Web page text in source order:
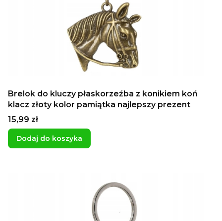
Brelok do kluczy płaskorzeźba z konikiem koń
klacz złoty kolor pamiątka najlepszy prezent
Cena
15,99 zł
Dodaj do koszyka